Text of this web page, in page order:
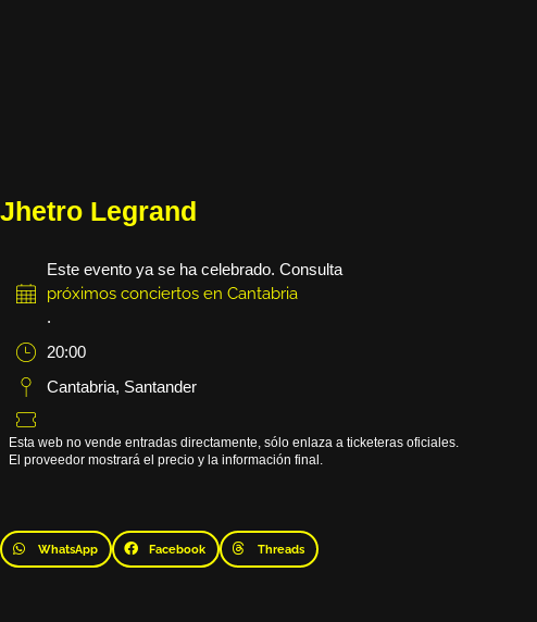
Jhetro Legrand
Este evento ya se ha celebrado. Consulta
próximos conciertos en Cantabria
.
20:00
Cantabria, Santander
Esta web no vende entradas directamente, sólo enlaza a ticketeras oficiales.
El proveedor mostrará el precio y la información final.
WhatsApp Facebook Threads